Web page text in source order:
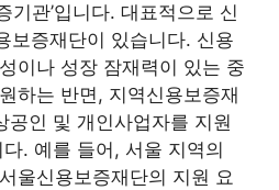
기관’입니다. 대표적으로 신
보증재단이 있습니다. 신용
이나 성장 잠재력이 있는 중
하는 반면, 지역신용보증재
공인 및 개인사업자를 지원
. 예를 들어, 서울 지역의
울신용보증재단의 지원 요